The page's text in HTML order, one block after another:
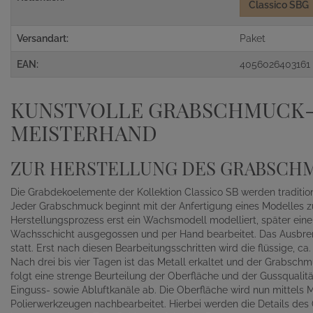
Classico SBG
Versandart: Paket
EAN: 4056026403161
KUNSTVOLLE
MEISTERHAND
ZUR HERSTELLUNG DES
Die Grabdekoelemente der Kollektion Classico SB werden
Jeder Grabschmuck beginnt mit der Anfertigung eines Modelles
Herstellungsprozess erst ein Wachsmodell modelliert, später
Wachsschicht ausgegossen und per Hand bearbeitet. Das
statt. Erst nach diesen Bearbeitungsschritten wird die flüssige,
Nach drei bis vier Tagen ist das Metall erkaltet und der
folgt eine strenge Beurteilung der Oberfläche und der
Einguss- sowie Abluftkanäle ab. Die Oberfläche wird nun mittels
Polierwerkzeugen nachbearbeitet. Hierbei werden die Details